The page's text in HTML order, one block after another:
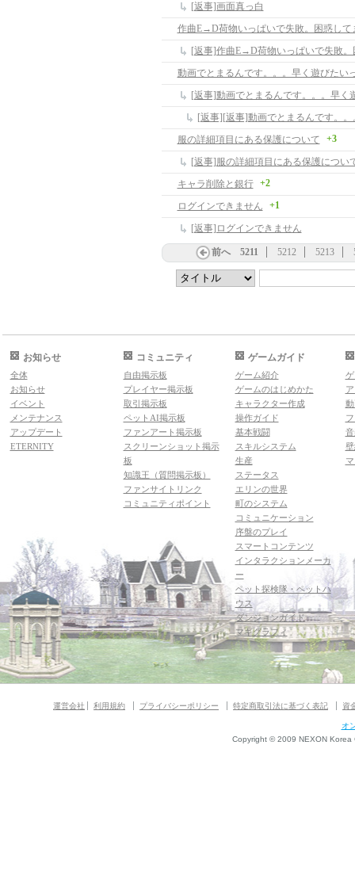
[返事]画面真っ白
作曲E→D荷物いっぱいで失敗。困惑して
[返事]作曲E→D荷物いっぱいで失敗。
動画でとまるんです。。。早く遊びたい
[返事]動画でとまるんです。。。早く
服の詳細項目にある保護について +3
[返事]服の詳細項目にある保護につい
キャラ削除と銀行
+2
ログインできません +1
[返事]ログインできません
前へ 5211 5212 5213
お知らせ
全体
お知らせ
イベント
メンテナンス
アップデート
ETERNITY
コミュニティ
自由掲示板
プレイヤー掲示板
取引掲示板
ペットAI掲示板
ファンアート掲示板
スクリーンショット掲示
板
知識王（質問掲示板）
ファンサイトリンク
コミュニティポイント
ゲームガイド
ゲーム紹介
ゲームのはじめかた
キャラクター作成
操作ガイド
基本戦闘
スキルシステム
生産
ステータス
エリンの世界
町のシステム
コミュニケーション
序盤のプレイ
スマートコンテンツ
インタラクションメーカ
ー
ペット探検隊・ペットハ
ウス
ダンジョンガイド
マギグラフィ
運営会社 利用規約 プライバシーポリシー 特定商取引法に基づく表記 資
オ
Copyright © 2009 NEXON Korea